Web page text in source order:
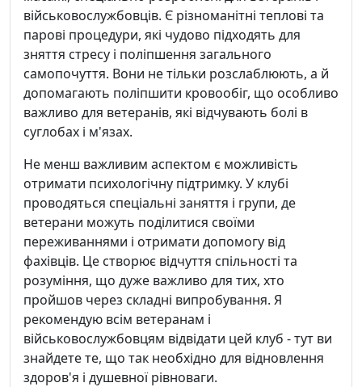
військовослужбовців. Є різноманітні теплові та
парові процедури, які чудово підходять для
зняття стресу і поліпшення загального
самопочуття. Вони не тільки розслаблюють, а й
допомагають поліпшити кровообіг, що особливо
важливо для ветеранів, які відчувають болі в
суглобах і м'язах.
Не менш важливим аспектом є можливість
отримати психологічну підтримку. У клубі
проводяться спеціальні заняття і групи, де
ветерани можуть поділитися своїми
переживаннями і отримати допомогу від
фахівців. Це створює відчуття спільності та
розуміння, що дуже важливо для тих, хто
пройшов через складні випробування. Я
рекомендую всім ветеранам і
військовослужбовцям відвідати цей клуб - тут ви
знайдете те, що так необхідно для відновлення
здоров'я і душевної рівноваги.